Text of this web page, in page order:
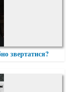
звертатися?